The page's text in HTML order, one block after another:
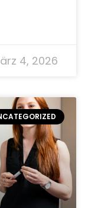
4, 2026